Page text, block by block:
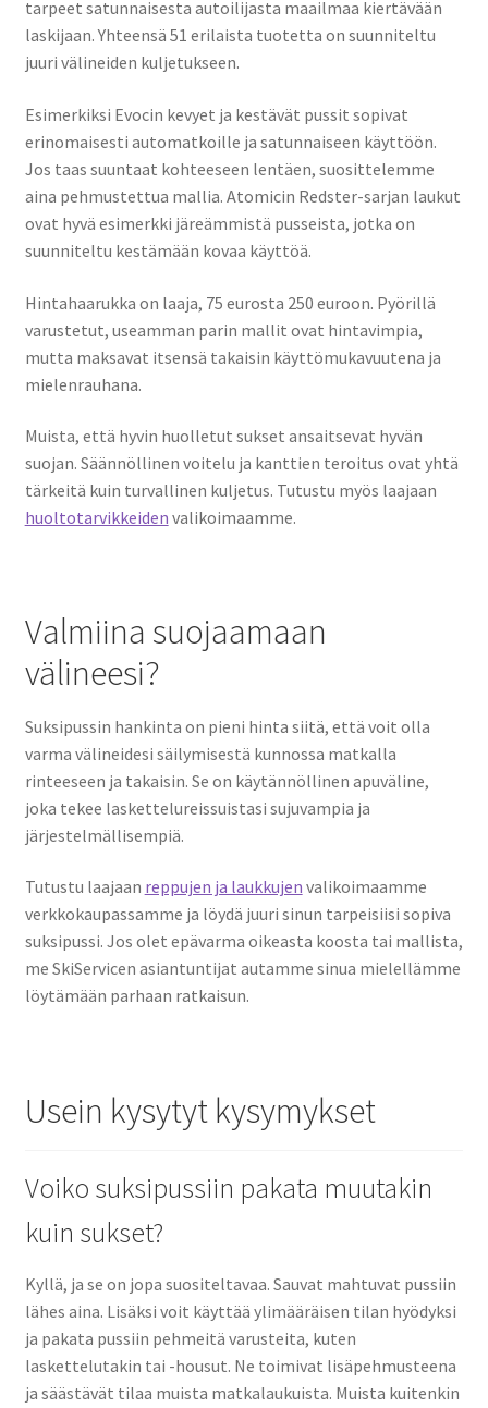
tarpeet satunnaisesta autoilijasta maailmaa kiertävään
laskijaan. Yhteensä 51 erilaista tuotetta on suunniteltu
juuri välineiden kuljetukseen.
Esimerkiksi Evocin kevyet ja kestävät pussit sopivat
erinomaisesti automatkoille ja satunnaiseen käyttöön.
Jos taas suuntaat kohteeseen lentäen, suosittelemme
aina pehmustettua mallia. Atomicin Redster-sarjan laukut
ovat hyvä esimerkki järeämmistä pusseista, jotka on
suunniteltu kestämään kovaa käyttöä.
Hintahaarukka on laaja, 75 eurosta 250 euroon. Pyörillä
varustetut, useamman parin mallit ovat hintavimpia,
mutta maksavat itsensä takaisin käyttömukavuutena ja
mielenrauhana.
Muista, että hyvin huolletut sukset ansaitsevat hyvän
suojan. Säännöllinen voitelu ja kanttien teroitus ovat yhtä
tärkeitä kuin turvallinen kuljetus. Tutustu myös laajaan
huoltotarvikkeiden valikoimaamme.
Valmiina suojaamaan
välineesi?
Suksipussin hankinta on pieni hinta siitä, että voit olla
varma välineidesi säilymisestä kunnossa matkalla
rinteeseen ja takaisin. Se on käytännöllinen apuväline,
joka tekee laskettelureissuistasi sujuvampia ja
järjestelmällisempiä.
Tutustu laajaan reppujen ja laukkujen valikoimaamme
verkkokaupassamme ja löydä juuri sinun tarpeisiisi sopiva
suksipussi. Jos olet epävarma oikeasta koosta tai mallista,
me SkiServicen asiantuntijat autamme sinua mielellämme
löytämään parhaan ratkaisun.
Usein kysytyt kysymykset
Voiko suksipussiin pakata muutakin
kuin sukset?
Kyllä, ja se on jopa suositeltavaa. Sauvat mahtuvat pussiin
lähes aina. Lisäksi voit käyttää ylimääräisen tilan hyödyksi
ja pakata pussiin pehmeitä varusteita, kuten
laskettelutakin tai -housut. Ne toimivat lisäpehmusteena
ja säästävät tilaa muista matkalaukuista. Muista kuitenkin